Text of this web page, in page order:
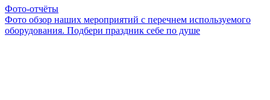
Фото-отчёты
Фото обзор наших мероприятий с перечнем используемого
оборудования. Подбери праздник себе по душе